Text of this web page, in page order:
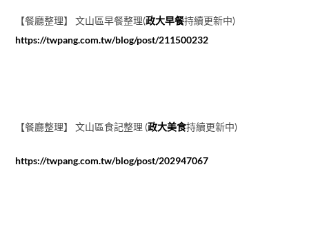
【餐廳整理】 文山區早餐整理(政大早餐持續更新中)
https://twpang.com.tw/blog/post/211500232
【餐廳整理】 文山區食記整理 (政大美食持續更新中)
https://twpang.com.tw/blog/post/202947067